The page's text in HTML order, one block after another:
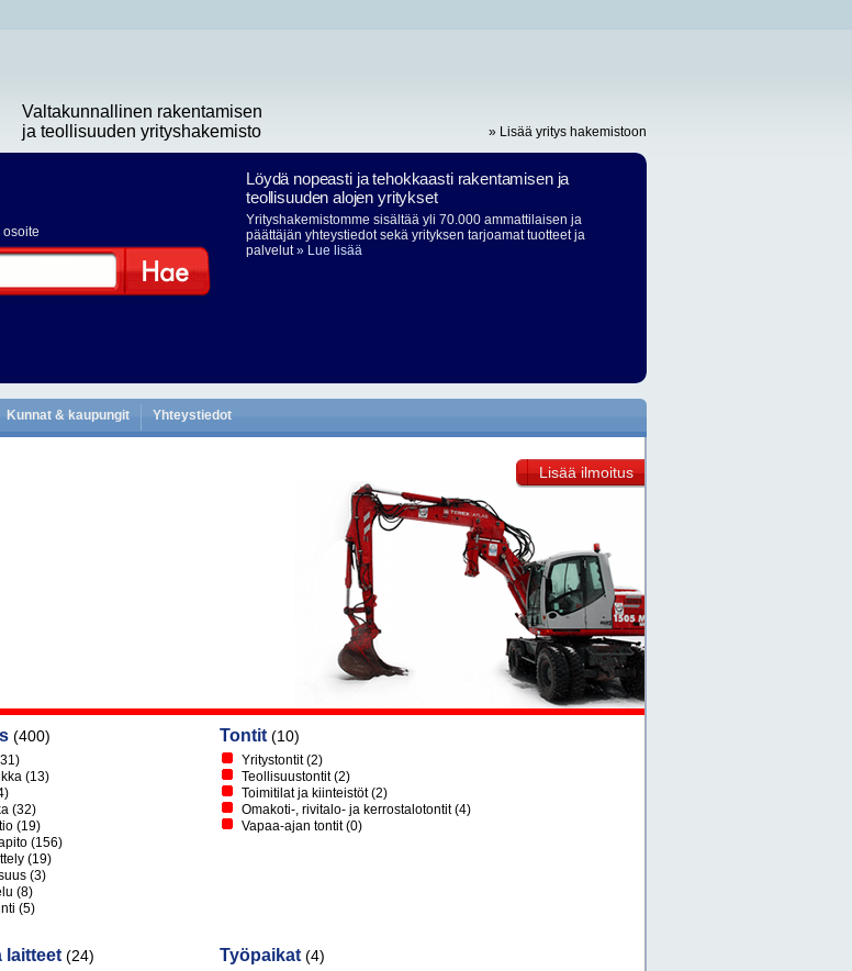
Valtakunnallinen rakentamisen
ja teollisuuden yrityshakemisto
» Lisää yritys hakemistoon
osoite
Löydä nopeasti ja tehokkaasti rakentamisen ja
teollisuuden alojen yritykset
Yrityshakemistomme sisältää yli 70.000 ammattilaisen ja
päättäjän yhteystiedot sekä yrityksen tarjoamat tuotteet ja
palvelut» Lue lisää
Kunnat & kaupungit Yhteystiedot
Lisää ilmoitus
(400)
(13)
(32)
(19)
(156)
(19)
(3)
(8)
(5)
Tontit (10)
Yritystontit(2)
Teollisuustontit(2)
Toimitilat ja kiinteistöt(2)
Omakoti-, rivitalo- ja kerrostalotontit(4)
Vapaa-ajan tontit(0)
laitteet (24) Työpaikat (4)